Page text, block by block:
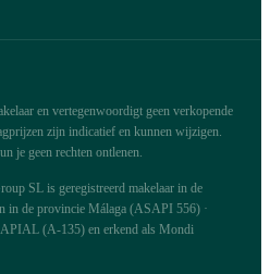
en vertegenwoordigt geen verkopende
zijn indicatief en kunnen wijzigen.
je geen rechten ontlenen.
SL is geregistreerd makelaar in de
in de provincie Málaga (ASAPI 556) ·
APIAL (A-135) en erkend als Mondi